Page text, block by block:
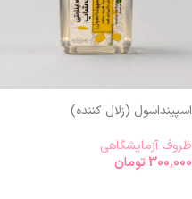
اسپینداسول (زلال کننده)
ظروف آزمایشگاهی
300,000 تومان